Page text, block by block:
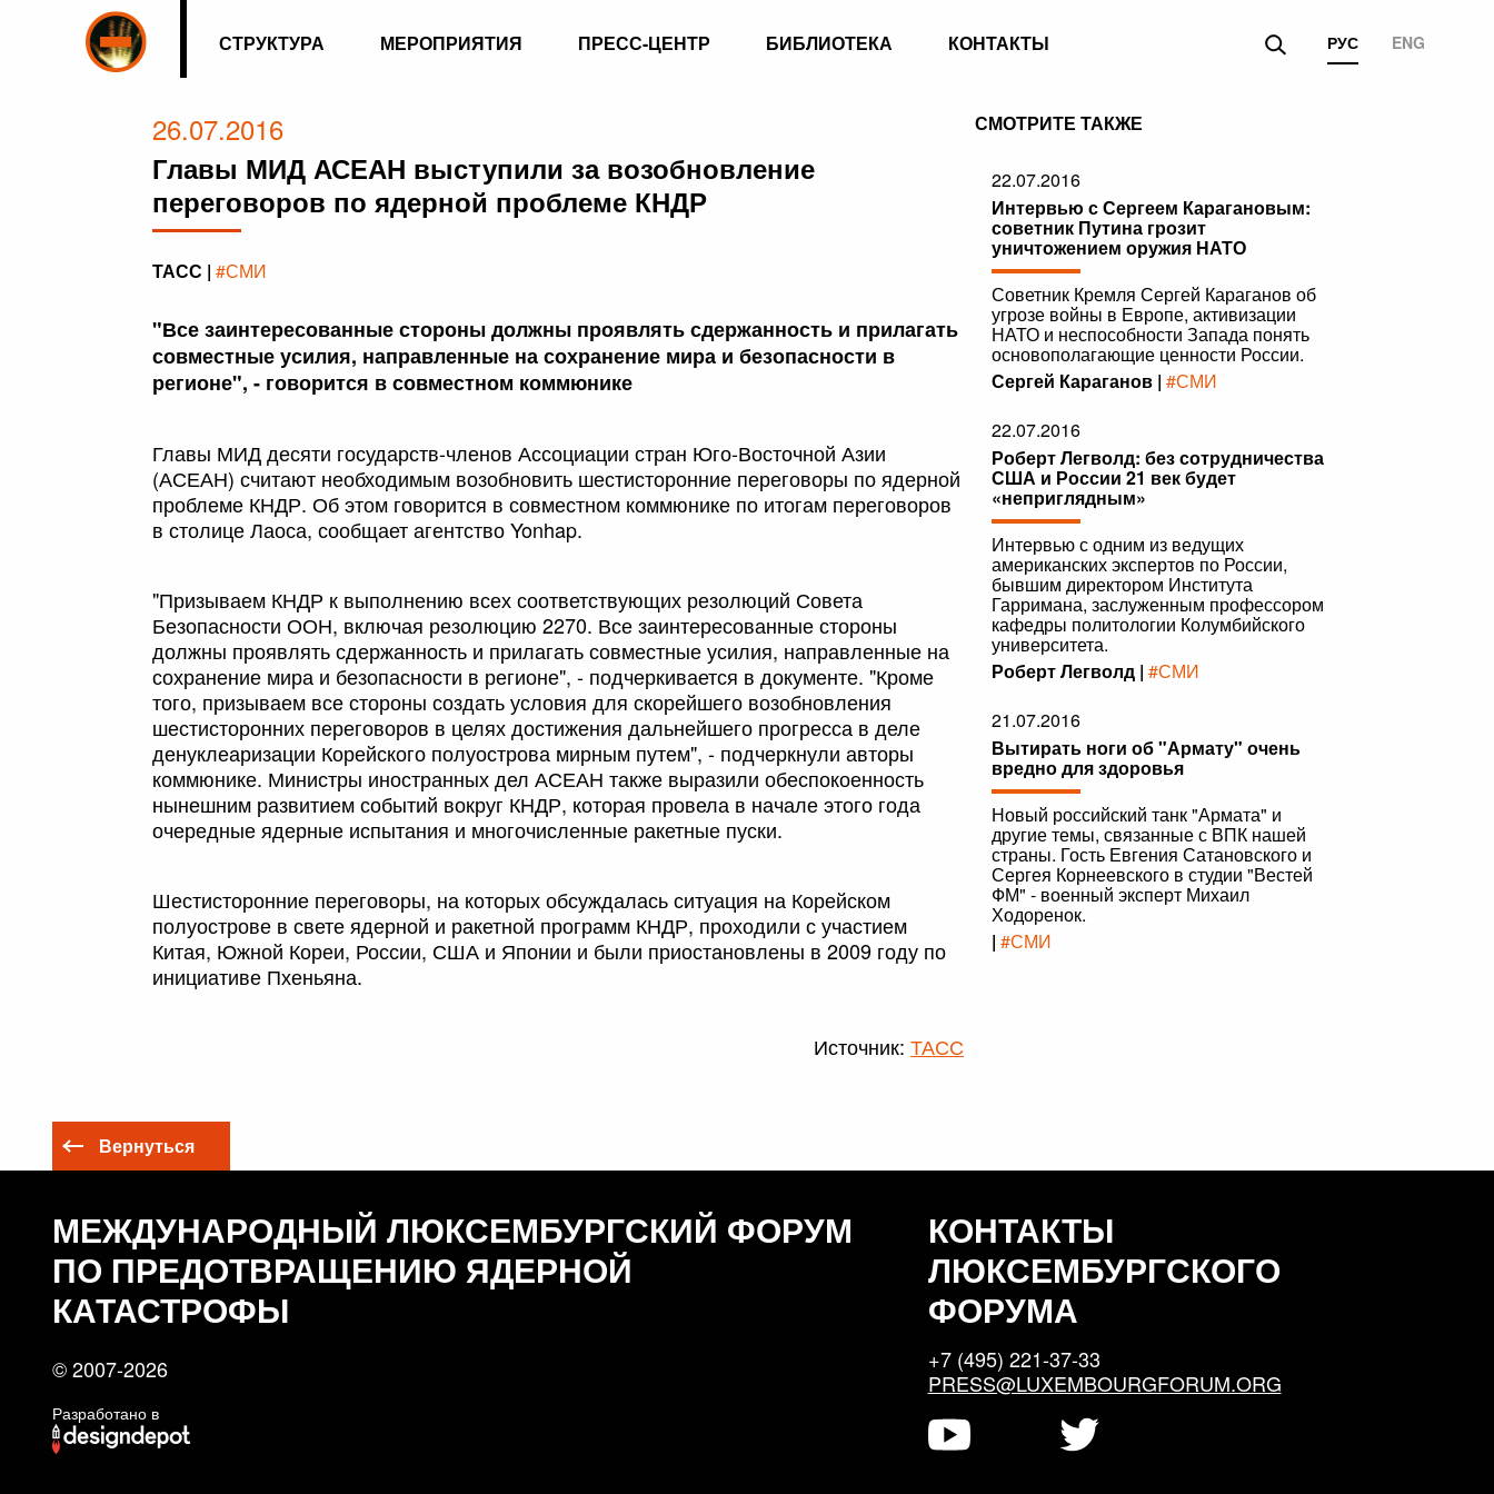
СТРУКТУРА МЕРОПРИЯТИЯ ПРЕСС-ЦЕНТР БИБЛИОТЕКА КОНТАКТЫ РУС ENG
26.07.2016
Главы МИД АСЕАН выступили за возобновление
переговоров по ядерной проблеме КНДР
ТАСС | #СМИ
"Все заинтересованные стороны должны проявлять сдержанность и прилагать
совместные усилия, направленные на сохранение мира и безопасности в
регионе", - говорится в совместном коммюнике
Главы МИД десяти государств-членов Ассоциации стран Юго-Восточной Азии
(АСЕАН) считают необходимым возобновить шестисторонние переговоры по ядерной
проблеме КНДР. Об этом говорится в совместном коммюнике по итогам переговоров
в столице Лаоса, сообщает агентство Yonhap.
"Призываем КНДР к выполнению всех соответствующих резолюций Совета
Безопасности ООН, включая резолюцию 2270. Все заинтересованные стороны
должны проявлять сдержанность и прилагать совместные усилия, направленные на
сохранение мира и безопасности в регионе", - подчеркивается в документе. "Кроме
того, призываем все стороны создать условия для скорейшего возобновления
шестисторонних переговоров в целях достижения дальнейшего прогресса в деле
денуклеаризации Корейского полуострова мирным путем", - подчеркнули авторы
коммюнике. Министры иностранных дел АСЕАН также выразили обеспокоенность
нынешним развитием событий вокруг КНДР, которая провела в начале этого года
очередные ядерные испытания и многочисленные ракетные пуски.
Шестисторонние переговоры, на которых обсуждалась ситуация на Корейском
полуострове в свете ядерной и ракетной программ КНДР, проходили с участием
Китая, Южной Кореи, России, США и Японии и были приостановлены в 2009 году по
инициативе Пхеньяна.
Источник: ТАСС
СМОТРИТЕ ТАКЖЕ
22.07.2016
Интервью с Сергеем Карагановым:
советник Путина грозит
уничтожением оружия НАТО
Советник Кремля Сергей Караганов об
угрозе войны в Европе, активизации
НАТО и неспособности Запада понять
основополагающие ценности России.
Сергей Караганов | #СМИ
22.07.2016
Роберт Легволд: без сотрудничества
США и России 21 век будет
«неприглядным»
Интервью с одним из ведущих
американских экспертов по России,
бывшим директором Института
Гарримана, заслуженным профессором
кафедры политологии Колумбийского
университета.
Роберт Легволд | #СМИ
21.07.2016
Вытирать ноги об "Армату" очень
вредно для здоровья
Новый российский танк "Армата" и
другие темы, связанные с ВПК нашей
страны. Гость Евгения Сатановского и
Сергея Корнеевского в студии "Вестей
ФМ" - военный эксперт Михаил
Ходоренок.
| #СМИ
Вернуться
МЕЖДУНАРОДНЫЙ ЛЮКСЕМБУРГСКИЙ ФОРУМ
ПО ПРЕДОТВРАЩЕНИЮ ЯДЕРНОЙ
КАТАСТРОФЫ
КОНТАКТЫ
ЛЮКСЕМБУРГСКОГО
ФОРУМА
+7 (495) 221-37-33
PRESS@LUXEMBOURGFORUM.ORG
© 2007-2026
Разработано в